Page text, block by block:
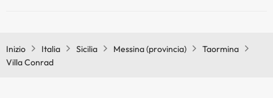
Inizio Italia Sicilia Messina (provincia)
Taormina
Villa Conrad